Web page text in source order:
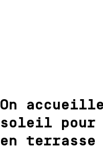
On
soleil pour
en